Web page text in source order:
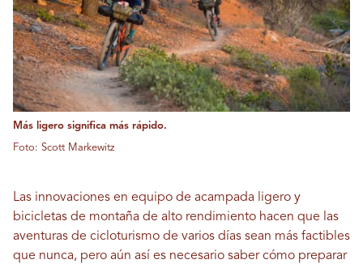
Más ligero significa más rápido.
Foto: Scott Markewitz
Las innovaciones en equipo de acampada ligero y
bicicletas de montaña de alto rendimiento hacen que las
aventuras de cicloturismo de varios días sean más factibles
que nunca, pero aún así es necesario saber cómo preparar